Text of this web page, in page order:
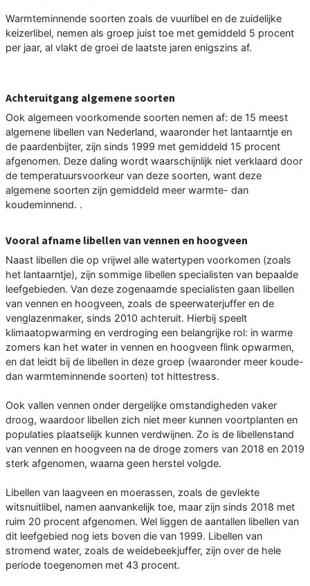
Warmteminnende soorten zoals de vuurlibel en de zuidelijke
keizerlibel, nemen als groep juist toe met gemiddeld 5 procent
per jaar, al vlakt de groei de laatste jaren enigszins af.
Achteruitgang algemene soorten
Ook algemeen voorkomende soorten nemen af: de 15 meest
algemene libellen van Nederland, waaronder het lantaarntje en
de paardenbijter, zijn sinds 1999 met gemiddeld 15 procent
afgenomen. Deze daling wordt waarschijnlijk niet verklaard door
de temperatuursvoorkeur van deze soorten, want deze
algemene soorten zijn gemiddeld meer warmte- dan
koudeminnend. .
Vooral afname libellen van vennen en hoogveen
Naast libellen die op vrijwel alle watertypen voorkomen (zoals
het lantaarntje), zijn sommige libellen specialisten van bepaalde
leefgebieden. Van deze zogenaamde specialisten gaan libellen
van vennen en hoogveen, zoals de speerwaterjuffer en de
venglazenmaker, sinds 2010 achteruit. Hierbij speelt
klimaatopwarming en verdroging een belangrijke rol: in warme
zomers kan het water in vennen en hoogveen flink opwarmen,
en dat leidt bij de libellen in deze groep (waaronder meer koude-
dan warmteminnende soorten) tot hittestress.
Ook vallen vennen onder dergelijke omstandigheden vaker
droog, waardoor libellen zich niet meer kunnen voortplanten en
populaties plaatselijk kunnen verdwijnen. Zo is de libellenstand
van vennen en hoogveen na de droge zomers van 2018 en 2019
sterk afgenomen, waarna geen herstel volgde.
Libellen van laagveen en moerassen, zoals de gevlekte
witsnuitlibel, namen aanvankelijk toe, maar zijn sinds 2018 met
ruim 20 procent afgenomen. Wel liggen de aantallen libellen van
dit leefgebied nog iets boven die van 1999. Libellen van
stromend water, zoals de weidebeekjuffer, zijn over de hele
periode toegenomen met 43 procent.